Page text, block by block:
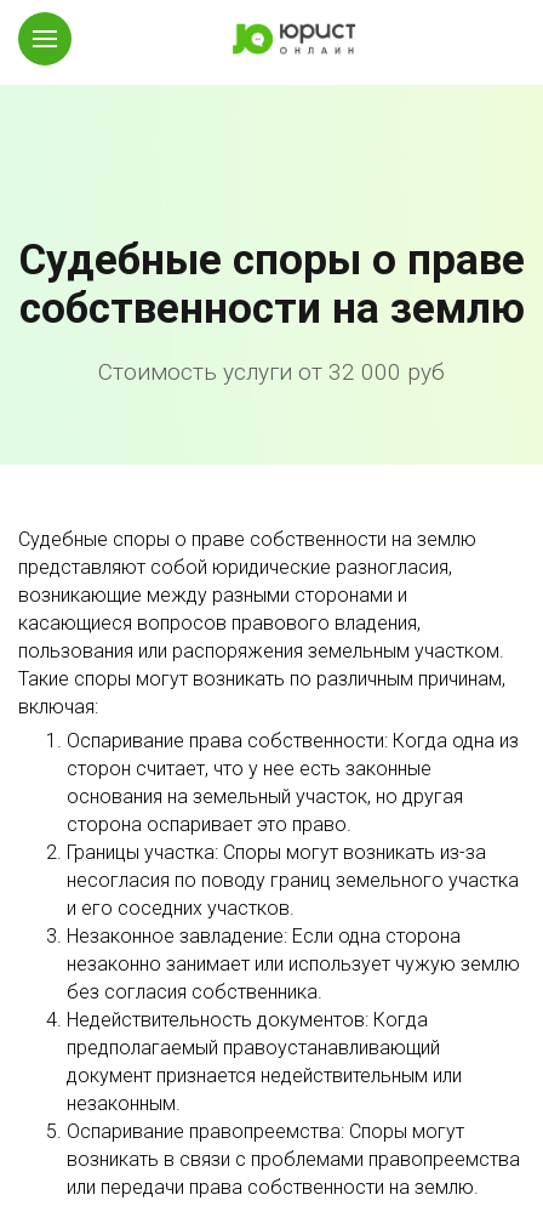
Судебные споры о праве
собственности на землю
Стоимость услуги от 32 000 руб
Судебные споры о праве собственности на землю
представляют собой юридические разногласия,
возникающие между разными сторонами и
касающиеся вопросов правового владения,
пользования или распоряжения земельным участком.
Такие споры могут возникать по различным причинам,
включая:
Оспаривание права собственности: Когда одна из
сторон считает, что у нее есть законные
основания на земельный участок, но другая
сторона оспаривает это право.
Границы участка: Споры могут возникать из-за
несогласия по поводу границ земельного участка
и его соседних участков.
Незаконное завладение: Если одна сторона
незаконно занимает или использует чужую землю
без согласия собственника.
Недействительность документов: Когда
предполагаемый правоустанавливающий
документ признается недействительным или
незаконным.
Оспаривание правопреемства: Споры могут
возникать в связи с проблемами правопреемства
или передачи права собственности на землю.